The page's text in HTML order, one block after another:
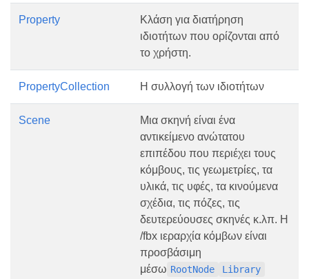
Property
Κλάση για διατήρηση
ιδιοτήτων που ορίζονται από
το χρήστη.
PropertyCollection Η συλλογή των ιδιοτήτων
Scene
Μια σκηνή είναι ένα
αντικείμενο ανώτατου
επιπέδου που περιέχει τους
κόμβους, τις γεωμετρίες, τα
υλικά, τις υφές, τα κινούμενα
σχέδια, τις πόζες, τις
δευτερεύουσες σκηνές κ.λπ. Η
/fbx ιεραρχία κόμβων είναι
προσβάσιμη
μέσω RootNode Library